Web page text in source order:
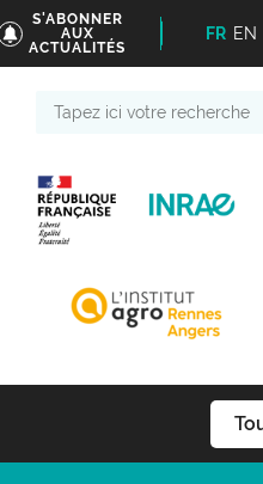
S'ABONNER
AUX
ACTUALITÉS
FR EN